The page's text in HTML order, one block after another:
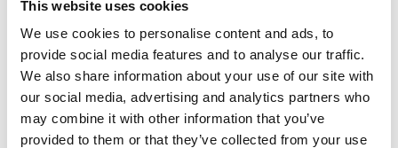
This website uses cookies
We use cookies to personalise content and ads, to
provide social media features and to analyse our traffic.
We also share information about your use of our site with
our social media, advertising and analytics partners who
may combine it with other information that you’ve
provided to them or that they’ve collected from your use
système d’irrigation modernisé est basé sur des
pratiques traditionnelles respectueuses de
l’environnement.